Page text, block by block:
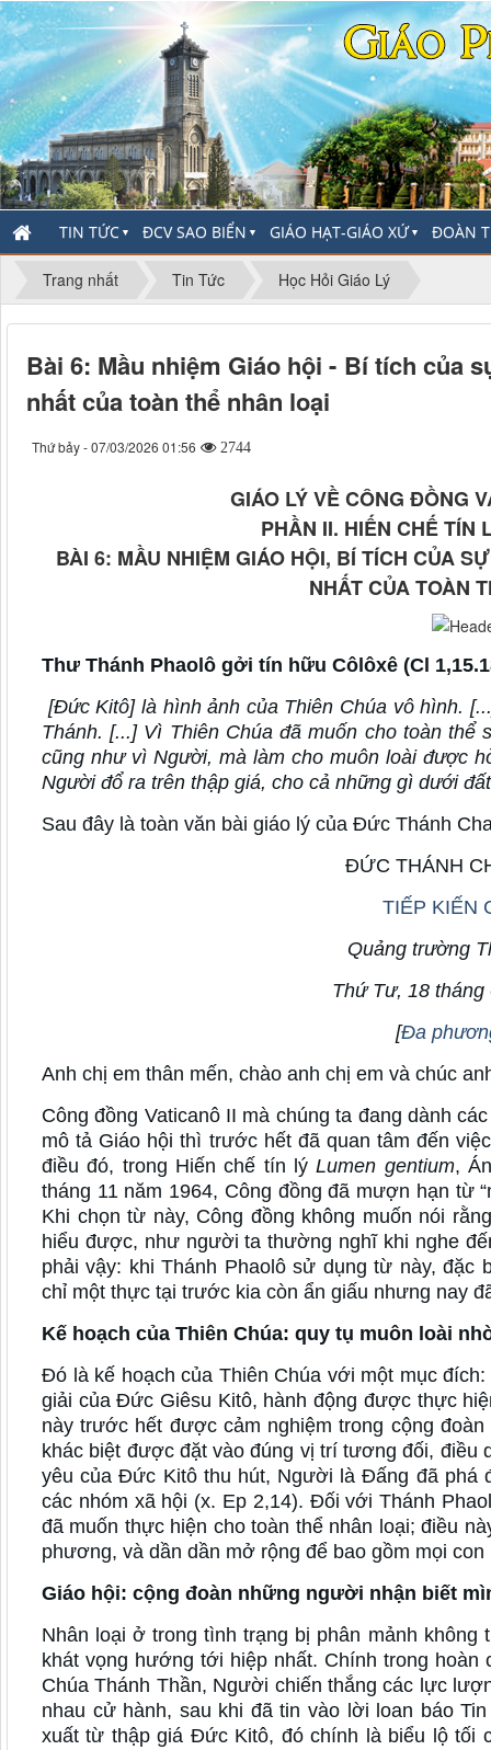
TIN TỨC ▼ ĐCV SAO BIỂN ▼ GIÁO HẠT-GIÁO XỨ▼ ĐOÀN
Trang nhất Tin Tức Học Hỏi Giáo Lý
Bài 6: Mầu nhiệm Giáo hội - Bí tích của
nhất của toàn thể nhân loại
Thứ bảy - 07/03/2026 01:56 2744
GIÁO LÝ VỀ CÔNG ĐỒNG
PHẦN II. HIẾN CHẾ TÍN
BÀI 6: MẦU NHIỆM GIÁO HỘI, BÍ TÍCH CỦA
NHẤT CỦA TOÀN
Thư Thánh Phaolô gởi tín hữu Côlôxê (Cl
[Đức Kitô] là hình ảnh của Thiên Chúa vô hình.
Thánh. [...] Vì Thiên Chúa đã muốn cho toàn
cũng như vì Người, mà làm cho muôn loài được
Người đổ ra trên thập giá, cho cả những gì dưới
Sau đây là toàn văn bài giáo lý của Đức Thánh
ĐỨC THÁNH
TIẾP KIẾN
Quảng trường
Thứ Tư, 18 tháng
[Đa
Anh chị em thân mến, chào anh chị em và chúc
Công đồng Vaticanô II mà chúng ta đang dành
mô tả Giáo hội thì trước hết đã quan tâm đến
điều đó, trong Hiến chế tín lýLumen gentium,
tháng 11 năm 1964, Công đồng đã mượn hạn từ
Khi chọn từ này, Công đồng không muốn nói
hiểu được, như người ta thường nghĩ khi nghe
phải vậy: khi Thánh Phaolô sử dụng từ này,
chỉ một thực tại trước kia còn ẩn giấu nhưng nay
Kế hoạch của Thiên Chúa: quy tụ muôn loài
Đó là kế hoạch của Thiên Chúa với một mục
giải của Đức Giêsu Kitô, hành động được thực
này trước hết được cảm nghiệm trong cộng
khác biệt được đặt vào đúng vị trí tương đối, điều
yêu của Đức Kitô thu hút, Người là Đấng đã phá
các nhóm xã hội (x. Ep 2,14). Đối với Thánh
đã muốn thực hiện cho toàn thể nhân loại; điều
phương, và dần dần mở rộng để bao gồm mọi
Giáo hội: cộng đoàn những người nhận biết
Nhân loại ở trong tình trạng bị phân mảnh
khát vọng hướng tới hiệp nhất. Chính trong
Chúa Thánh Thần, Người chiến thắng các lực
nhau cử hành, sau khi đã tin vào lời loan báo
xuất từ thập giá Đức Kitô, đó chính là biểu lộ tối